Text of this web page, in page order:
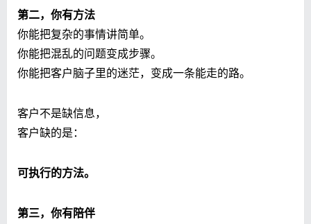
第二，你有方法
你能把复杂的事情讲简单。
你能把混乱的问题变成步骤。
你能把客户脑子里的迷茫，变成一条能走的路。
客户不是缺信息，
客户缺的是：
可执行的方法。
第三，你有陪伴